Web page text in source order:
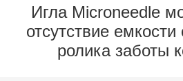
ПРОВЕРКА
КАЧЕСТВА
Игла Microneedle
отсутствие
ролика заботы